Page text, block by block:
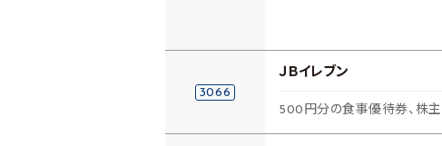
3066
ＪＢイレブン
500円分の食事優待券、株